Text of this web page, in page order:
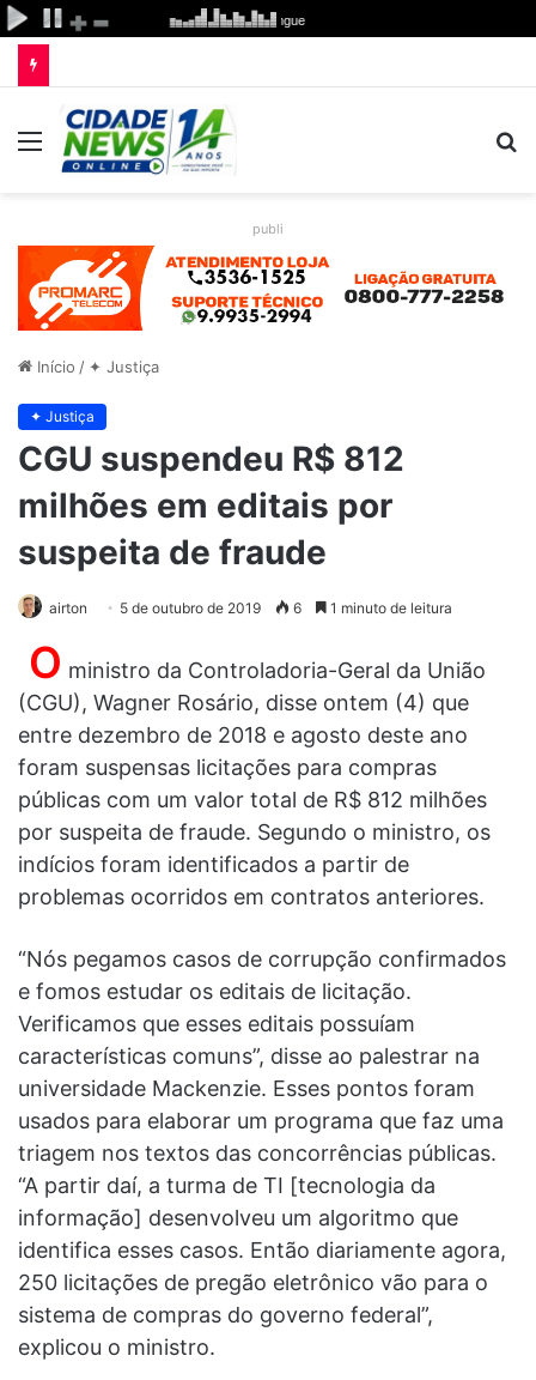
Menu
publi
Início / ✦ Justiça
✦ Justiça
CGU suspendeu R$ 812
milhões em editais por
suspeita de fraude
airton 5 de outubro de 2019 6 1 minuto de leitura
O ministro da Controladoria-Geral da União
(CGU), Wagner Rosário, disse ontem (4) que
entre dezembro de 2018 e agosto deste ano
foram suspensas licitações para compras
públicas com um valor total de R$ 812 milhões
por suspeita de fraude. Segundo o ministro, os
indícios foram identificados a partir de
problemas ocorridos em contratos anteriores.
“Nós pegamos casos de corrupção confirmados
e fomos estudar os editais de licitação.
Verificamos que esses editais possuíam
características comuns”, disse ao palestrar na
universidade Mackenzie. Esses pontos foram
usados para elaborar um programa que faz uma
triagem nos textos das concorrências públicas.
“A partir daí, a turma de TI [tecnologia da
informação] desenvolveu um algoritmo que
identifica esses casos. Então diariamente agora,
250 licitações de pregão eletrônico vão para o
sistema de compras do governo federal”,
explicou o ministro.